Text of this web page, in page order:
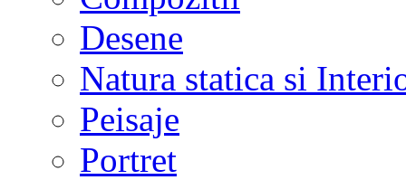
Desene
Natura statica si
Peisaje
Portret